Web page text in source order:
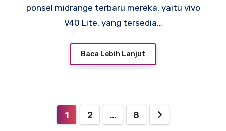
ponsel midrange terbaru mereka, yaitu vivo
V40 Lite, yang tersedia…
Baca Lebih Lanjut
Paginasi
1 2 … 8